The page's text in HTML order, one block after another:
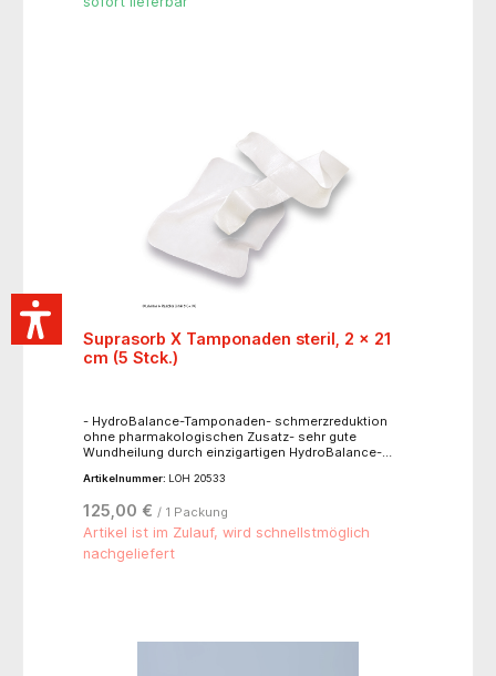
Suprasorb X Tamponaden steril, 2 x 21
cm (5 Stck.)
- HydroBalance-Tamponaden- schmerzreduktion
ohne pharmakologischen Zusatz- sehr gute
Wundheilung durch einzigartigen HydroBalance-
Tragekomfort durch besonders weiche und
Wundheilung- bessere kosmetische Ergebnisse
(Narbenbildung)- einzeln eingesiegelt
Artikelnummer: LOH 20533
125,00 € / 1 Packung
Artikel ist im Zulauf, wird schnellstmöglich
nachgeliefert